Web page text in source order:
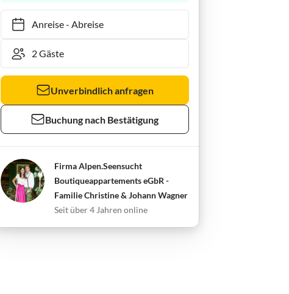
Anreise- Abreise
Unverbindlich anfragen
Buchung nach Bestätigung
Firma Alpen.Seensucht
Boutiqueappartements eGbR -
Familie Christine & Johann Wagner
Seit über 4 Jahren online